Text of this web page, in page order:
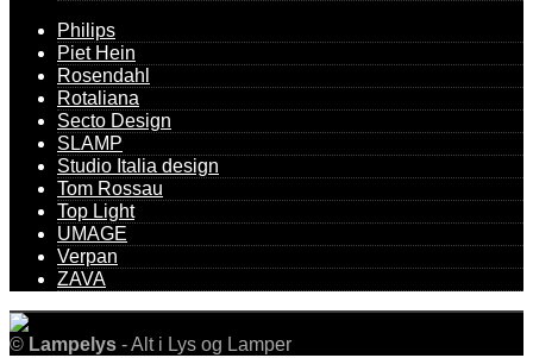
Philips
Piet Hein
Rosendahl
Rotaliana
Secto Design
SLAMP
Studio Italia design
Tom Rossau
Top Light
UMAGE
Verpan
ZAVA
© Lampelys - Alt i Lys og Lamper